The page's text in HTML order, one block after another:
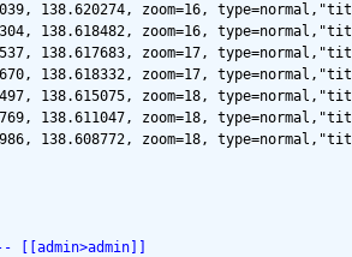
138.620274, zoom=16,
138.618482, zoom=16,
138.617683, zoom=17,
138.618332, zoom=17,
138.615075, zoom=18,
138.611047, zoom=18,
138.608772, zoom=18,
[[admin>admin]]